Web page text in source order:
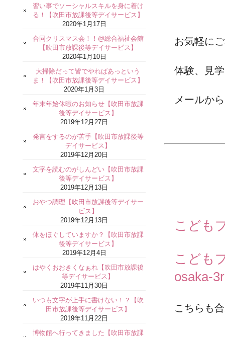
お気軽に
体験、見
メールか
こども
こども
osaka-
こちらも
習い事でソーシャルスキルを身に着け
る！【吹田市放課後等デイサービス】
2020年1月17日
合同クリスマス会！！@総合福祉会館
【吹田市放課後等デイサービス】
2020年1月10日
大掃除だって皆でやればあっという
ま！【吹田市放課後等デイサービス】
2020年1月3日
年末年始休暇のお知らせ【吹田市放課
後等デイサービス】
2019年12月27日
発言をするのが苦手【吹田市放課後等
デイサービス】
2019年12月20日
文字を読むのがしんどい【吹田市放課
後等デイサービス】
2019年12月13日
おやつ調理【吹田市放課後等デイサー
ビス】
2019年12月13日
体をほぐしていますか？【吹田市放課
後等デイサービス】
2019年12月4日
はやくおおきくなぁれ【吹田市放課後
等デイサービス】
2019年11月30日
いつも文字が上手に書けない！？【吹
田市放課後等デイサービス】
2019年11月22日
博物館へ行ってきました【吹田市放課